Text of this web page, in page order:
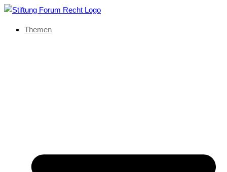
Themen